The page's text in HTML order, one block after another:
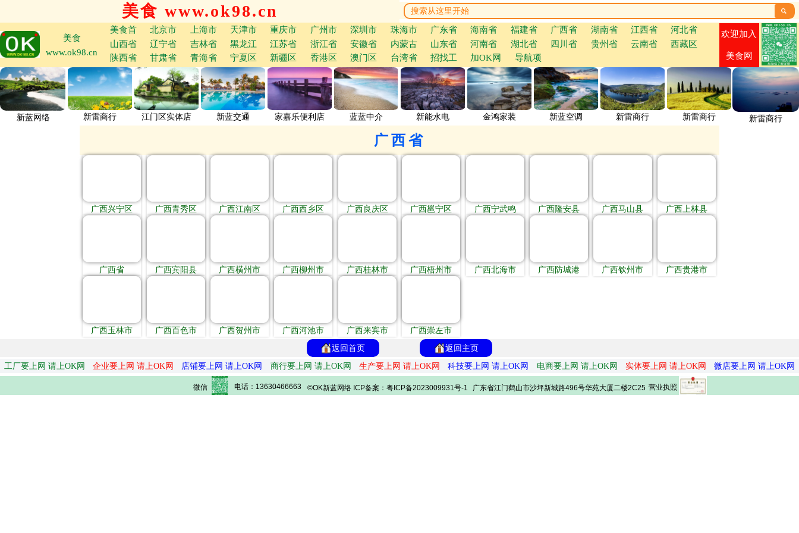
美食 www.ok98.cn 
美食
www.ok98.cn
美食首 北京市 上海市 天津市 重庆市 广州市 深圳市 珠海市 广东省 海南省 福建省 广西省 湖南省 江西省
河北省
山西省
辽宁省 吉林省 黑龙江 江苏省 浙江省 安徽省 内蒙古 山东省 河南省 湖北省 四川省 贵州省 云南省
西藏区
陕西省
甘肃省 青海省 宁夏区 新疆区 香港区 澳门区 台湾省 招找工 加OK网 导航项
欢迎加入
美食网
新蓝网络 新雷商行 江门区实体店 新蓝交通 家嘉乐便利店 蓝蓝中介 新能水电 金鸿家装 新蓝空调 新雷商行 新雷商行 新雷商行
广西省
广西兴宁区 广西青秀区 广西江南区 广西西乡区 广西良庆区 广西邕宁区 广西宁武鸣 广西隆安县 广西马山县 广西上林县
广西省 广西宾阳县 广西横州市 广西柳州市 广西桂林市 广西梧州市 广西北海市 广西防城港 广西钦州市 广西贵港市
广西玉林市 广西百色市 广西贺州市 广西河池市 广西来宾市
广西崇左市
返回首页
返回主页
工厂要上网 请上OK网
企业要上网 请上OK网 店铺要上网 请上OK网 商行要上网 请上OK网 生产要上网 请上OK网 科技要上网 请上OK网 电商要上网 请上OK网 实体要上网 请上OK网 微店要上网 请上OK网
微信 电话：13630466663 ©OK新蓝网络 ICP备案：粤ICP备2023009931号-1 广东省江门鹤山市沙坪新城路496号华苑大厦二楼2C25 营业执照